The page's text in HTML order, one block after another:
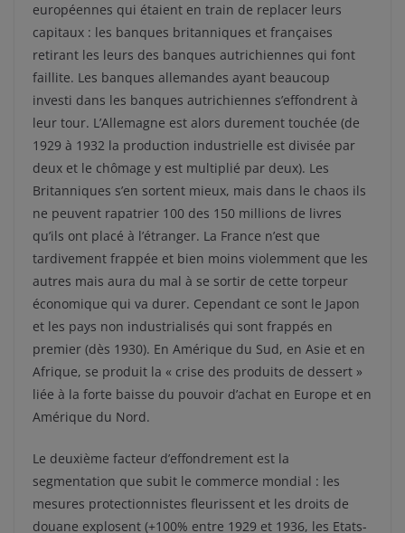
européennes qui étaient en train de replacer leurs
capitaux : les banques britanniques et françaises
retirant les leurs des banques autrichiennes qui font
faillite. Les banques allemandes ayant beaucoup
investi dans les banques autrichiennes s’effondrent à
leur tour. L’Allemagne est alors durement touchée (de
1929 à 1932 la production industrielle est divisée par
deux et le chômage y est multiplié par deux). Les
Britanniques s’en sortent mieux, mais dans le chaos ils
ne peuvent rapatrier 100 des 150 millions de livres
qu’ils ont placé à l’étranger. La France n’est que
tardivement frappée et bien moins violemment que les
autres mais aura du mal à se sortir de cette torpeur
économique qui va durer. Cependant ce sont le Japon
et les pays non industrialisés qui sont frappés en
premier (dès 1930). En Amérique du Sud, en Asie et en
Afrique, se produit la « crise des produits de dessert »
liée à la forte baisse du pouvoir d’achat en Europe et en
Amérique du Nord.
Le deuxième facteur d’effondrement est la
segmentation que subit le commerce mondial : les
mesures protectionnistes fleurissent et les droits de
douane explosent (+100% entre 1929 et 1936, les Etats-